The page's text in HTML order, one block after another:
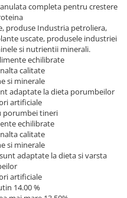
completa pentru crestere
produse Industria petroliera,
uscate, produsele industriei
si nutrientii minerali.
echilibrate
calitate
si minerale
adaptate la dieta porumbeilor
artificiale
porumbei tineri
echilibrate
calitate
si minerale
adaptate la dieta si varsta
artificiale
14.00 %